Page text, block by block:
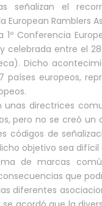
señalizan el
Ramblers
Conferencia
celebrada entre el
Dicho
países europeos,
unas directrices
pero no se creó un
códigos de
objetivo sea difícil
de marcas
que
diferentes